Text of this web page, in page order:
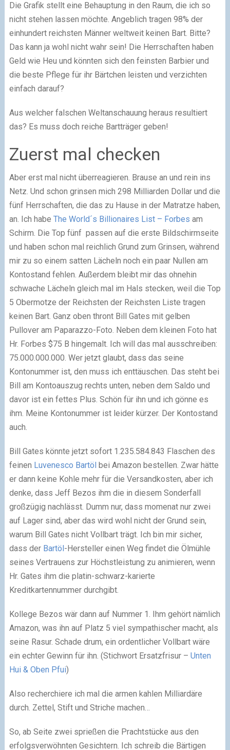
Die Grafik stellt eine Behauptung in den Raum, die ich so
nicht stehen lassen möchte. Angeblich tragen 98% der
einhundert reichsten Männer weltweit keinen Bart. Bitte?
Das kann ja wohl nicht wahr sein! Die Herrschaften haben
Geld wie Heu und könnten sich den feinsten Barbier und
die beste Pflege für ihr Bärtchen leisten und verzichten
einfach darauf?
Aus welcher falschen Weltanschauung heraus resultiert
das? Es muss doch reiche Bartträger geben!
Zuerst mal checken
Aber erst mal nicht überreagieren. Brause an und rein ins
Netz. Und schon grinsen mich 298 Milliarden Dollar und die
fünf Herrschaften, die das zu Hause in der Matratze haben,
an. Ich habe The World´s Billionaires List – Forbes am
Schirm. Die Top fünf passen auf die erste Bildschirmseite
und haben schon mal reichlich Grund zum Grinsen, während
mir zu so einem satten Lächeln noch ein paar Nullen am
Kontostand fehlen. Außerdem bleibt mir das ohnehin
schwache Lächeln gleich mal im Hals stecken, weil die Top
5 Obermotze der Reichsten der Reichsten Liste tragen
keinen Bart. Ganz oben thront Bill Gates mit gelben
Pullover am Paparazzo-Foto. Neben dem kleinen Foto hat
Hr. Forbes $75 B hingemalt. Ich will das mal ausschreiben:
75.000.000.000. Wer jetzt glaubt, dass das seine
Kontonummer ist, den muss ich enttäuschen. Das steht bei
Bill am Kontoauszug rechts unten, neben dem Saldo und
davor ist ein fettes Plus. Schön für ihn und ich gönne es
ihm. Meine Kontonummer ist leider kürzer. Der Kontostand
auch.
Bill Gates könnte jetzt sofort 1.235.584.843 Flaschen des
feinen Luvenesco Bartölbei Amazon bestellen. Zwar hätte
er dann keine Kohle mehr für die Versandkosten, aber ich
denke, dass Jeff Bezos ihm die in diesem Sonderfall
großzügig nachlässt. Dumm nur, dass momenat nur zwei
auf Lager sind, aber das wird wohl nicht der Grund sein,
warum Bill Gates nicht Vollbart trägt. Ich bin mir sicher,
dass der Bartöl-Hersteller einen Weg findet die Ölmühle
seines Vertrauens zur Höchstleistung zu animieren, wenn
Hr. Gates ihm die platin-schwarz-karierte
Kreditkartennummer durchgibt.
Kollege Bezos wär dann auf Nummer 1. Ihm gehört nämlich
Amazon, was ihn auf Platz 5 viel sympathischer macht, als
seine Rasur. Schade drum, ein ordentlicher Vollbart wäre
ein echter Gewinn für ihn. (Stichwort Ersatzfrisur – Unten
Hui & Oben Pfui)
Also recherchiere ich mal die armen kahlen Milliardäre
durch. Zettel, Stift und Striche machen…
So, ab Seite zwei sprießen die Prachtstücke aus den
erfolgsverwöhnten Gesichtern. Ich schreib die Bärtigen